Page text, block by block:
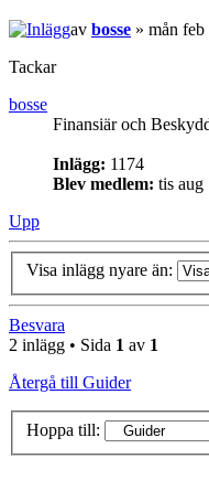
av bosse » mån
Tackar
bosse
Finansiär och
Inlägg: 1174
Blev medlem: tis aug
Upp
Visa inlägg nyare än:
Besvara
2 inlägg • Sida 1 av 1
Återgå till Guider
Hoppa till: